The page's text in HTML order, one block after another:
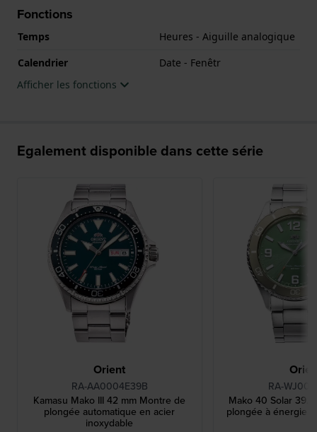
Fonctions
Temps
Heures - Aiguille analogique
Calendrier
Date - Fenêtr
Afficher les fonctions
Egalement disponible dans cette série
Orient
RA-AA0004E39B
Kamasu Mako III 42 mm Montre de
plongée automatique en acier
inoxydable
RA-
Mako 40 Solar
plongée à énergie